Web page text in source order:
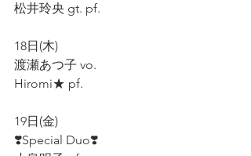
松井玲央 gt. pf.
18日(木)
渡瀬あつ子 vo.
Hiromi★ pf.
19日(金)
❣️Special Duo❣️